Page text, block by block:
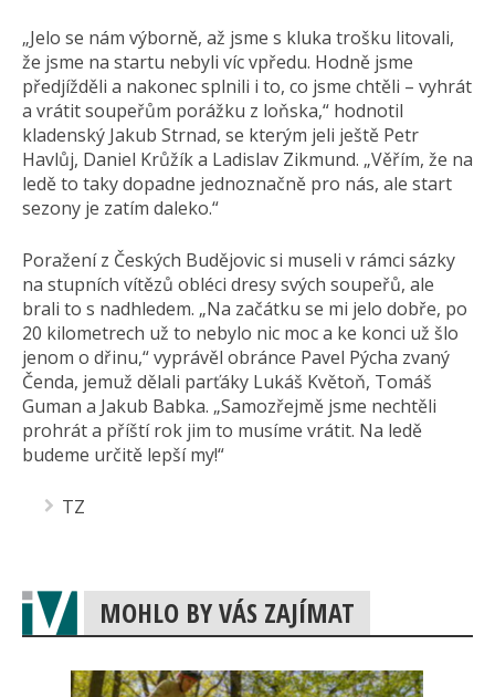
„Jelo se nám výborně, až jsme s kluka trošku litovali,
že jsme na startu nebyli víc vpředu. Hodně jsme
předjížděli a nakonec splnili i to, co jsme chtěli – vyhrát
a vrátit soupeřům porážku z loňska,“ hodnotil
kladenský Jakub Strnad, se kterým jeli ještě Petr
Havlůj, Daniel Krůžík a Ladislav Zikmund. „Věřím, že na
ledě to taky dopadne jednoznačně pro nás, ale start
sezony je zatím daleko.“
Poražení z Českých Budějovic si museli v rámci sázky
na stupních vítězů obléci dresy svých soupeřů, ale
brali to s nadhledem. „Na začátku se mi jelo dobře, po
20 kilometrech už to nebylo nic moc a ke konci už šlo
jenom o dřinu,“ vyprávěl obránce Pavel Pýcha zvaný
Čenda, jemuž dělali parťáky Lukáš Květoň, Tomáš
Guman a Jakub Babka. „Samozřejmě jsme nechtěli
prohrát a příští rok jim to musíme vrátit. Na ledě
budeme určitě lepší my!“
TZ
MOHLO BY VÁS ZAJÍMAT